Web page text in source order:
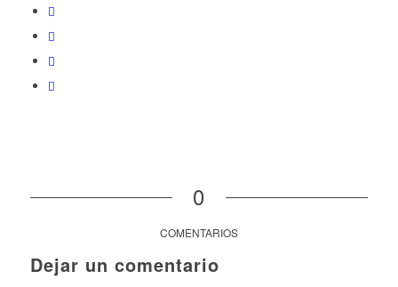
0
COMENTARIOS
Dejar un comentario